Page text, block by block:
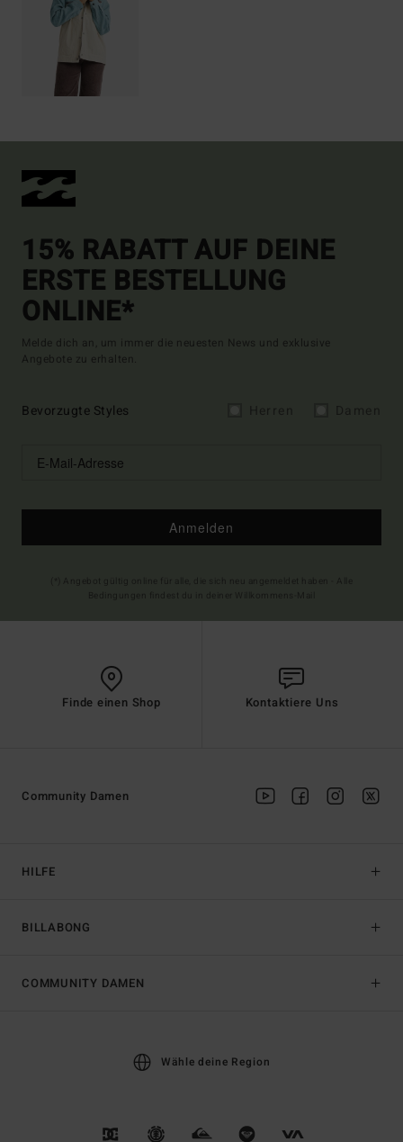
15% RABATT AUF DEINE
ERSTE BESTELLUNG
ONLINE*
Melde dich an, um immer die neuesten News und exklusive
Angebote zu erhalten.
Bevorzugte Styles
Anmelden
Finde einen Shop Kontaktiere Uns
HILFE
BILLABONG
Community Damen
COMMUNITY DAMEN
Wähle deine Region